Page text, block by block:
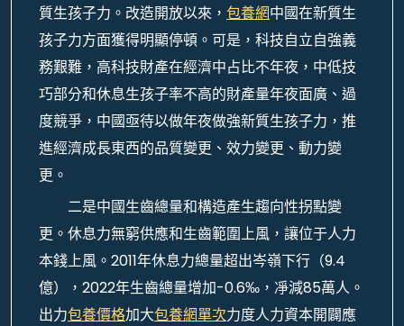
質生孩子力。改造開放以來， 包養網中國在新質生
孩子力方面獲得明顯停頓。可是，科技自立自強義
務艱難，高科技財產在經濟中占比不年夜，中低技
巧部分和休息生孩子率不高的財產量年夜面廣、過
度競爭，中國亟待以做年夜做強新質生孩子力，推
進經濟成長東西的品質變更、效力變更、動力變
更。
二是中國生齒總量和構造產生趨向性拐點變
更。休息力無窮供應和生齒範圍上風，讓位于人力
本錢上風。2011年休息力總量超出岑嶺下行（9.4
億），2022年生齒總量增加-0.6‰，凈減85萬人。
出力包養價格加大包養網單次力度人力資本開闢應